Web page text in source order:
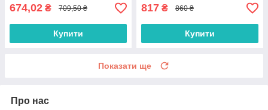
674,02 ₴ 709,50 ₴
Купити
817 ₴ 860 ₴
Купити
Показати ще
Про нас